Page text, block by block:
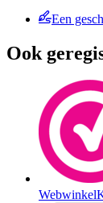
Een
Ook